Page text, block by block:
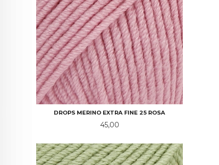
DROPS MERINO EXTRA FINE 25 ROSA
Pris
45,00